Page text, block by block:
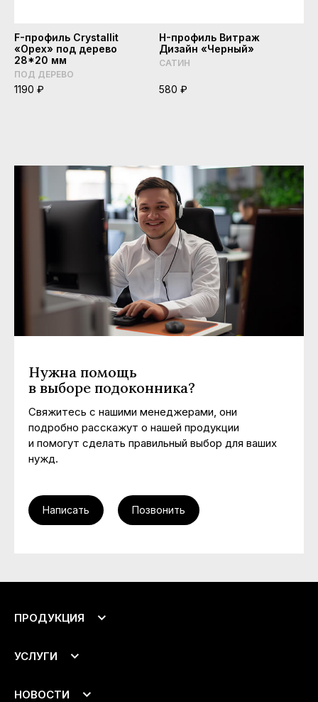
F-профиль Crystallit
«Орех» под дерево
28*20 мм
ПОД ДЕРЕВО
1190 ₽
H-профиль Витраж
Дизайн «Черный»
САТИН
580 ₽
Нужна помощь
в выборе подоконника?
Свяжитесь с нашими менеджерами, они
подробно расскажут о нашей продукции
и помогут сделать правильный выбор для ваших
нужд.
Написать Позвонить
ПРОДУКЦИЯ
Откосы
УСЛУГИ
Доставка
НОВОСТИ